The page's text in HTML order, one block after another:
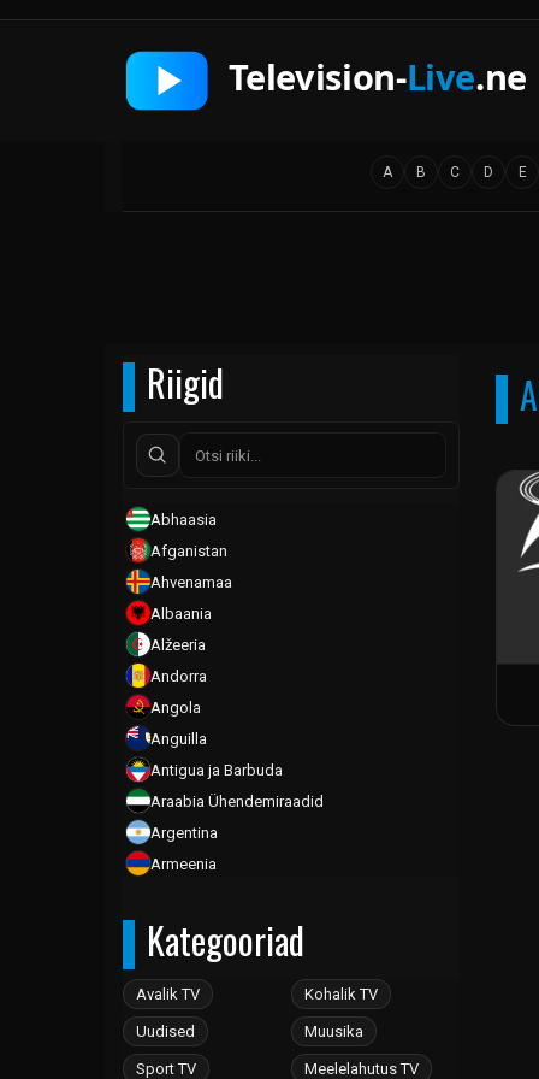
A B C D E
Riigid
Abhaasia
Afganistan
Ahvenamaa
Albaania
Alžeeria
Andorra
Angola
Anguilla
Antigua ja Barbuda
Araabia Ühendemiraadid
Argentina
Armeenia
Aserbaidžaan
Austraalia
Austria
Bahama
Bahrein
Kategooriad
Avalik TV Kohalik TV
Uudised Muusika
Sport TV Meelelahutus TV